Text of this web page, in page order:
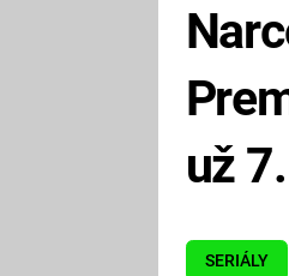
SERIÁLY
už